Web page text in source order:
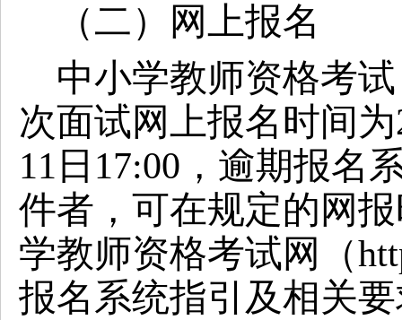
（二）网上报名
中小学教师资格考
次面试网上报名时间为
11 日 17:00，逾期报名
件者，可在规定的网
学教师资格考试网（
报名系统指引及相关